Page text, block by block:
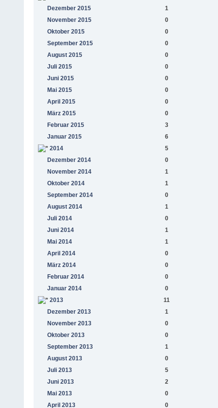
Dezember 2015
1
November 2015
0
Oktober 2015
0
September 2015
0
August 2015
0
Juli 2015
0
Juni 2015
0
Mai 2015
0
April 2015
0
März 2015
0
Februar 2015
3
Januar 2015
6
2014
5
Dezember 2014
0
November 2014
1
Oktober 2014
1
September 2014
0
August 2014
1
Juli 2014
0
Juni 2014
1
Mai 2014
1
April 2014
0
März 2014
0
Februar 2014
0
Januar 2014
0
2013
11
Dezember 2013
1
November 2013
0
Oktober 2013
0
September 2013
1
August 2013
0
Juli 2013
5
Juni 2013
2
Mai 2013
0
April 2013
0